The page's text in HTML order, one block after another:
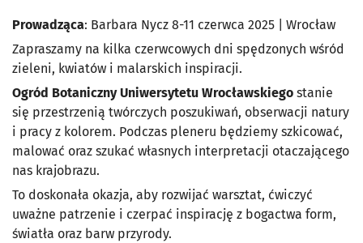
Prowadząca: Barbara Nycz 8-11 czerwca 2025 | Wrocław
Zapraszamy na kilka czerwcowych dni spędzonych wśród
zieleni, kwiatów i malarskich inspiracji.
Ogród Botaniczny Uniwersytetu Wrocławskiego stanie
się przestrzenią twórczych poszukiwań, obserwacji natury
i pracy z kolorem. Podczas pleneru będziemy szkicować,
malować oraz szukać własnych interpretacji otaczającego
nas krajobrazu.
To doskonała okazja, aby rozwijać warsztat, ćwiczyć
uważne patrzenie i czerpać inspirację z bogactwa form,
światła oraz barw przyrody.